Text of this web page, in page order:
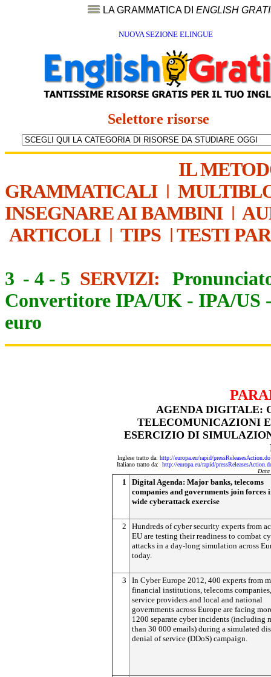
LA GRAMMATICA DI ENGLISH
NUOVA SEZIONE ELINGUE
Selettore risorse
IL
GRAMMATICALI|
INSEGNARE AI BAMBINI|
ARTICOLI| TIPS | TESTI
3 - 4 - 5 SERVIZI:
Convertitore IPA/UK - IPA/US
euro
AGENDA DIGITALE:
TELECOMUNICAZIONI
ESERCIZIO DI
Inglese tratto da: http://europa.eu/rapid/
Italiano tratto da: http://europa.eu/rapid/
Data
1
Digital Agenda: Major banks, telecoms
companies and governments join forces
wide cyberattack exercise
2
Hundreds of cyber security experts from
EU are testing their readiness to combat
attacks in a day-long simulation across
today.
3
In Cyber Europe 2012, 400 experts from
financial institutions, telecoms
service providers and local and national
governments across Europe are facing
1200 separate cyber incidents (including
than 30 000 emails) during a simulated
denial of service (DDoS) campaign.